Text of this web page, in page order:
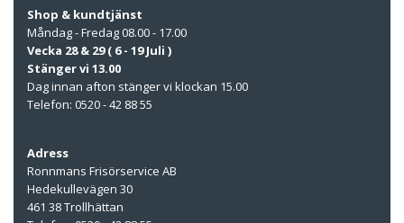
Shop & kundtjänst
Måndag - Fredag 08.00 - 17.00
Vecka 28 & 29 ( 6 - 19 Juli )
Stänger vi 13.00
Dag innan afton stänger vi klockan 15.00
Telefon: 0520 - 42 88 55
Adress
Ronnmans Frisörservice AB
Hedekullevägen 30
461 38 Trollhättan